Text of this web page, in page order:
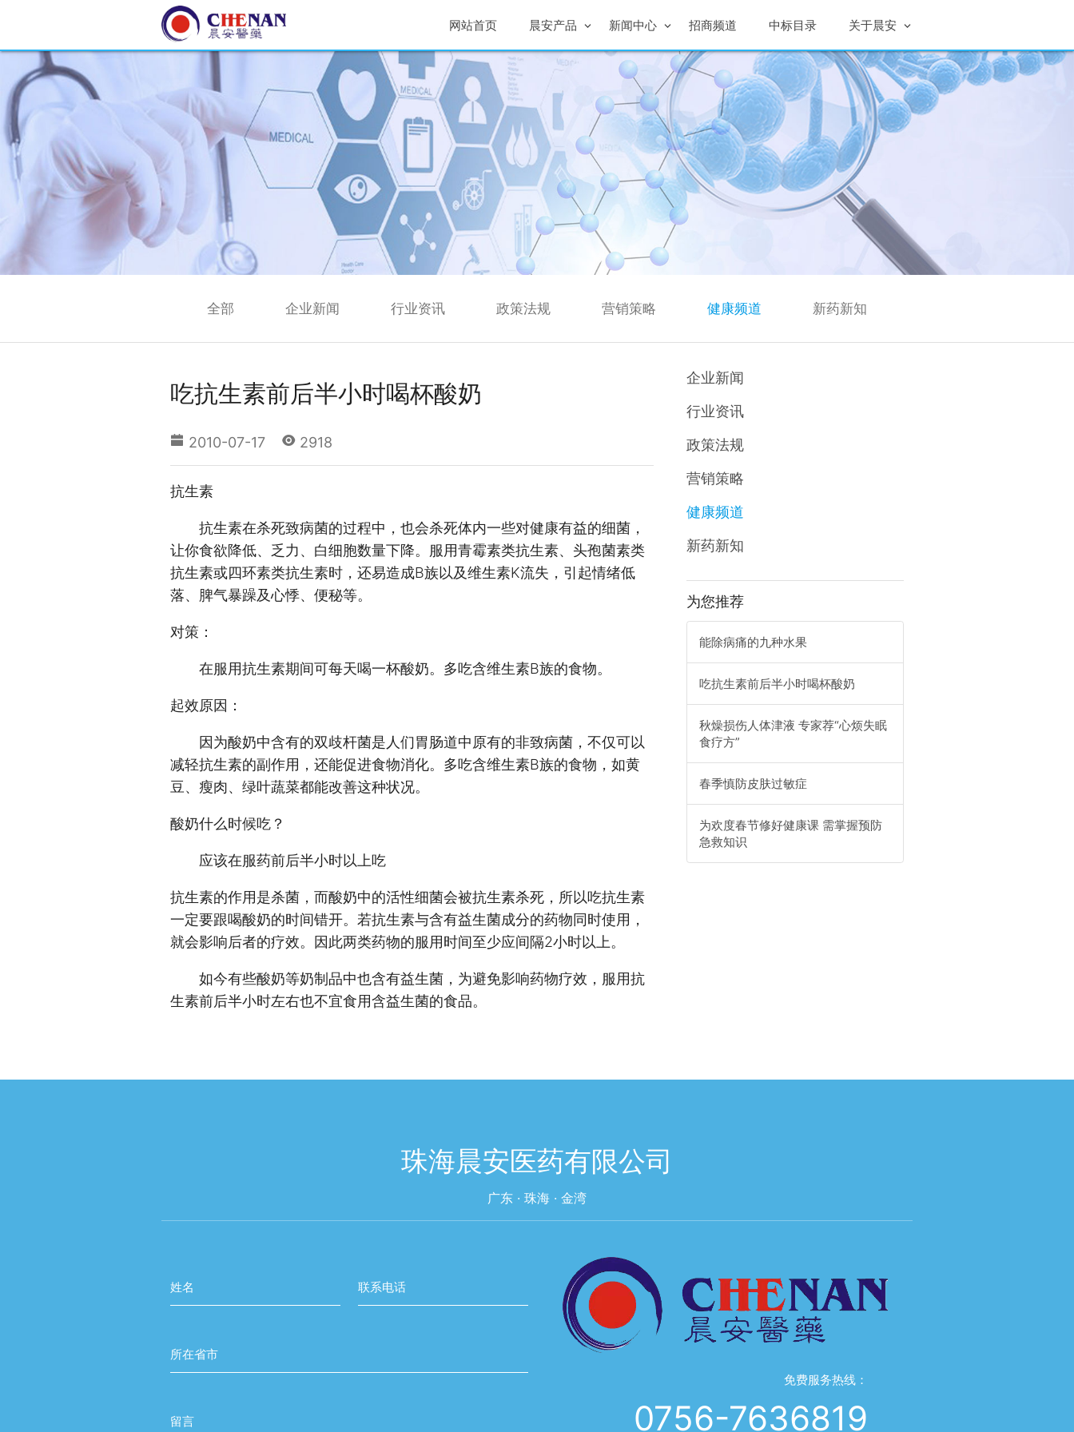
网站首页 晨安产品 新闻中心 招商频道 中标目录 关于晨安
全部 企业新闻 行业资讯 政策法规 营销策略 健康频道 新药新知
吃抗生素前后半小时喝杯酸奶
2010-07-17 2918
抗生素
抗生素在杀死致病菌的过程中，也会杀死体内一些对健康有益的细菌，
让你食欲降低、乏力、白细胞数量下降。服用青霉素类抗生素、头孢菌素类
抗生素或四环素类抗生素时，还易造成B族以及维生素K流失，引起情绪低
落、脾气暴躁及心悸、便秘等。
对策：
在服用抗生素期间可每天喝一杯酸奶。多吃含维生素B族的食物。
起效原因：
因为酸奶中含有的双歧杆菌是人们胃肠道中原有的非致病菌，不仅可以
减轻抗生素的副作用，还能促进食物消化。多吃含维生素B族的食物，如黄
豆、瘦肉、绿叶蔬菜都能改善这种状况。
酸奶什么时候吃？
应该在服药前后半小时以上吃
抗生素的作用是杀菌，而酸奶中的活性细菌会被抗生素杀死，所以吃抗生素
一定要跟喝酸奶的时间错开。若抗生素与含有益生菌成分的药物同时使用，
就会影响后者的疗效。因此两类药物的服用时间至少应间隔2小时以上。
如今有些酸奶等奶制品中也含有益生菌，为避免影响药物疗效，服用抗
生素前后半小时左右也不宜食用含益生菌的食品。
企业新闻
行业资讯
政策法规
营销策略
健康频道
新药新知
为您推荐
能除病痛的九种水果
吃抗生素前后半小时喝杯酸奶
秋燥损伤人体津液 专家荐“心烦失眠
食疗方”
春季慎防皮肤过敏症
为欢度春节修好健康课 需掌握预防
急救知识
珠海晨安医药有限公司
广东 · 珠海 · 金湾
姓名 联系电话
所在省市
留言
免费服务热线：
0756-7636819